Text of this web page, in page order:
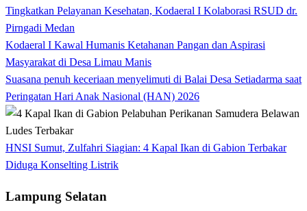
Tingkatkan Pelayanan Kesehatan, Kodaeral I Kolaborasi RSUD dr.
Pirngadi Medan‎
Kodaeral I Kawal Humanis Ketahanan Pangan dan Aspirasi
Masyarakat di Desa Limau Manis
Suasana penuh keceriaan menyelimuti di Balai Desa Setiadarma saat
Peringatan Hari Anak Nasional (HAN) 2026
HNSI Sumut, Zulfahri Siagian: 4 Kapal Ikan di Gabion Terbakar
Diduga Konselting Listrik
Lampung Selatan